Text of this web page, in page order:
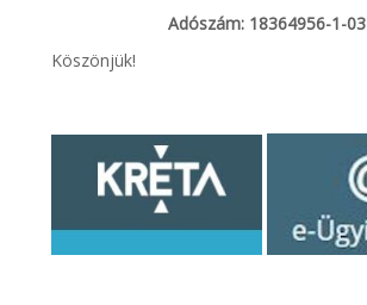
Adószám: 18364956-1-03
Köszönjük!